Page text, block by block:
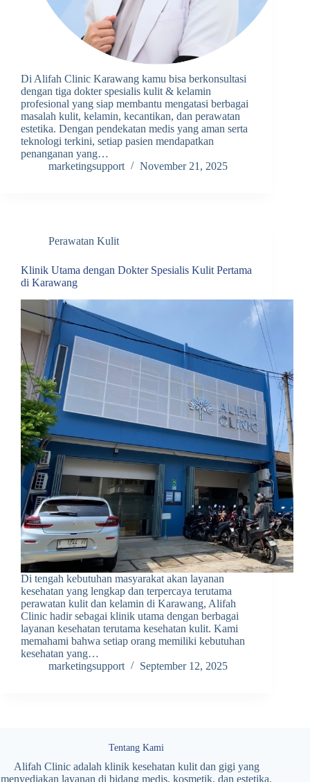
Di Alifah Clinic Karawang kamu bisa berkonsultasi
dengan tiga dokter spesialis kulit & kelamin
profesional yang siap membantu mengatasi berbagai
masalah kulit, kelamin, kecantikan, dan perawatan
estetika. Dengan pendekatan medis yang aman serta
teknologi terkini, setiap pasien mendapatkan
penanganan yang…
marketingsupport
November 21, 2025
Perawatan Kulit
Klinik Utama dengan Dokter Spesialis Kulit Pertama
di Karawang
Di tengah kebutuhan masyarakat akan layanan
kesehatan yang lengkap dan terpercaya terutama
perawatan kulit dan kelamin di Karawang, Alifah
Clinic hadir sebagai klinik utama dengan berbagai
layanan kesehatan terutama kesehatan kulit. Kami
memahami bahwa setiap orang memiliki kebutuhan
kesehatan yang…
marketingsupport
September 12, 2025
Tentang Kami
Alifah Clinic adalah klinik kesehatan kulit dan gigi yang
menyediakan layanan di bidang medis, kosmetik, dan estetika.